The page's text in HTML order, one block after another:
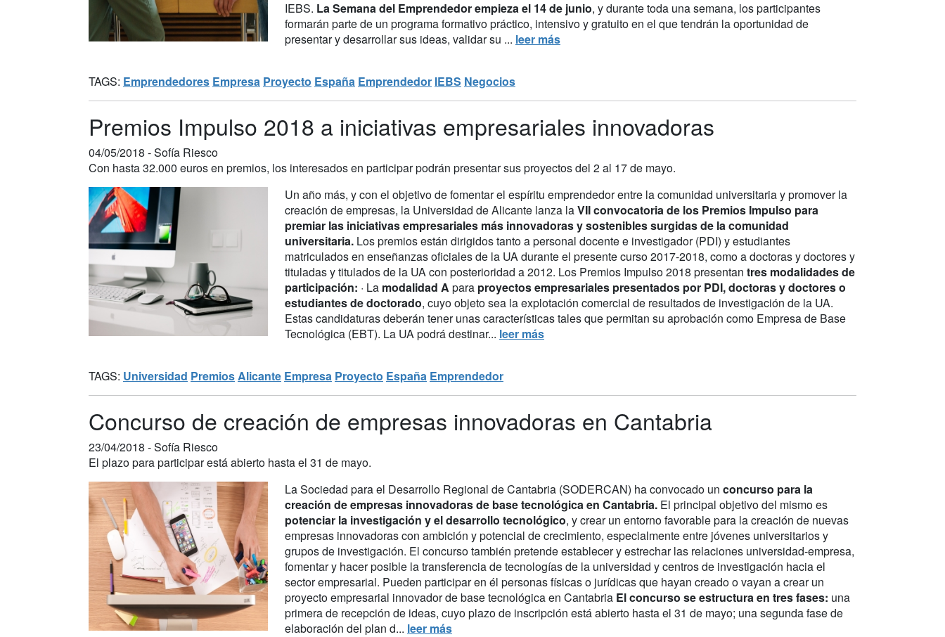
IEBS. La Semana del Emprendedor empieza el 14 de junio, y durante toda una semana, los participantes
formarán parte de un programa formativo práctico, intensivo y gratuito en el que tendrán la oportunidad de
presentar y desarrollar sus ideas, validar su ... leer más
TAGS: Emprendedores Empresa Proyecto España Emprendedor IEBS Negocios
Premios Impulso 2018 a iniciativas empresariales innovadoras
04/05/2018 -Sofía Riesco
Con hasta 32.000 euros en premios, los interesados en participar podrán presentar sus proyectos del 2 al 17 de mayo.
Un año más, y con el objetivo de fomentar el espíritu emprendedor entre la comunidad universitaria y promover la
creación de empresas, la Universidad de Alicante lanza laVII convocatoria de los Premios Impulso para
premiar las iniciativas empresariales más innovadoras y sostenibles surgidas de la comunidad
universitaria. Los premios están dirigidos tanto a personal docente e investigador (PDI) y estudiantes
matriculados en enseñanzas oficiales de la UA durante el presente curso 2017-2018, como a doctoras y doctores y
tituladas y titulados de la UA con posterioridad a 2012. Los Premios Impulso 2018 presentan tres modalidades de
participación: · La modalidad A para proyectos empresariales presentados por PDI, doctoras y doctores o
estudiantes de doctorado, cuyo objeto sea la explotación comercial de resultados de investigación de la UA.
Estas candidaturas deberán tener unas características tales que permitan su aprobación como Empresa de Base
Tecnológica (EBT). La UA podrá destinar... leer más
TAGS: Universidad Premios Alicante Empresa Proyecto España Emprendedor
Concurso de creación de empresas innovadoras en Cantabria
23/04/2018 -Sofía Riesco
El plazo para participar está abierto hasta el 31 de mayo.
La Sociedad para el Desarrollo Regional de Cantabria (SODERCAN) ha convocado un concurso para la
creación de empresas innovadoras de base tecnológica en Cantabria. El principal objetivo del mismo es
potenciar la investigación y el desarrollo tecnológico, y crear un entorno favorable para la creación de nuevas
empresas innovadoras con ambición y potencial de crecimiento, especialmente entre jóvenes universitarios y
grupos de investigación. El concurso también pretende establecer y estrechar las relaciones universidad-empresa,
fomentar y hacer posible la transferencia de tecnologías de la universidad y centros de investigación hacia el
sector empresarial. Pueden participar en él personas físicas o jurídicas que hayan creado o vayan a crear un
proyecto empresarial innovador de base tecnológica en Cantabria El concurso se estructura en tres fases: una
primera de recepción de ideas, cuyo plazo de inscripción está abierto hasta el 31 de mayo; una segunda fase de
elaboración del plan d... leer más